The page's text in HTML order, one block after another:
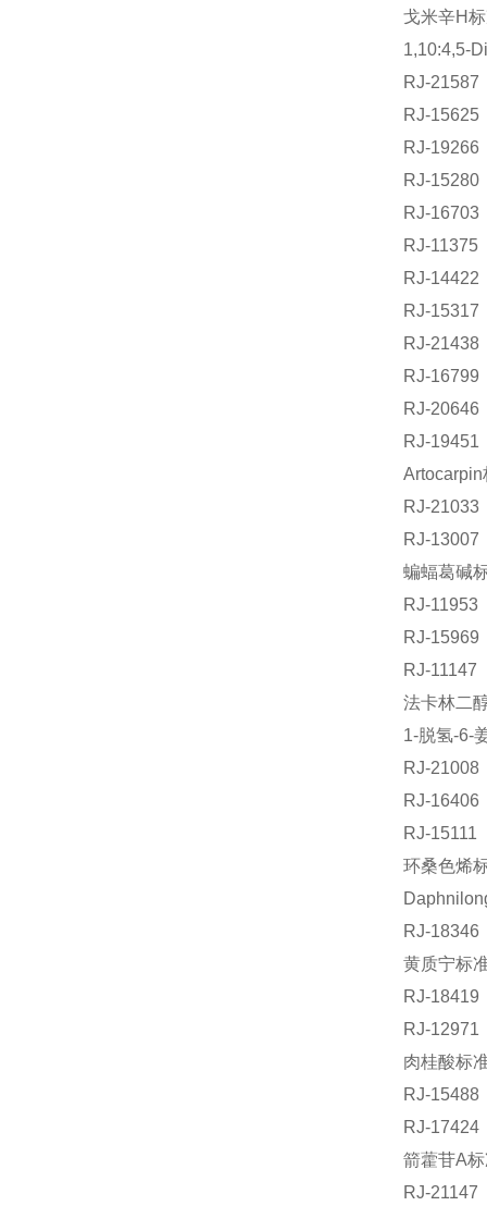
戈米辛H
1,10:4,5-
RJ-
RJ-
RJ-
RJ-
RJ-
RJ-
RJ-
RJ-
RJ-
RJ-
RJ-
RJ-
RJ-
RJ-
蝙蝠葛碱
RJ-
RJ-
RJ-
法卡林二
1-脱氢-6-
RJ-
RJ-
RJ-
环桑色烯
RJ-
黄质宁标
RJ-
RJ-
肉桂酸标
RJ-
RJ-
箭藿苷A
RJ-